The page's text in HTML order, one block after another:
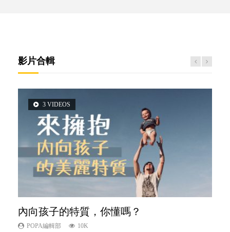
影片合輯
3 VIDEOS
內向孩子的特質，你懂嗎？
POPA編輯部 10K
6 VIDEOS
愛孩子也別忘了愛自己，父母如何關顧自
己的身心靈？
5 VIDEOS
夫妻必看！經營婚姻，沒捷徑
POPA編輯部 22.9K
14 VIDEOS
新手父母不用怕
POPA編輯部 16.3K
2 VIDEOS
想孩子學好外語，點做好？
POPA編輯部 9.9K